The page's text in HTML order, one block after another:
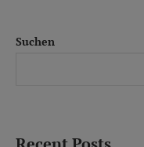
Suchen